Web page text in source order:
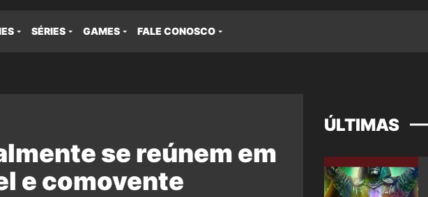
SÉRIES GAMES FALE CONOSCO
se reúnem em
e comovente
ÚLTIMAS